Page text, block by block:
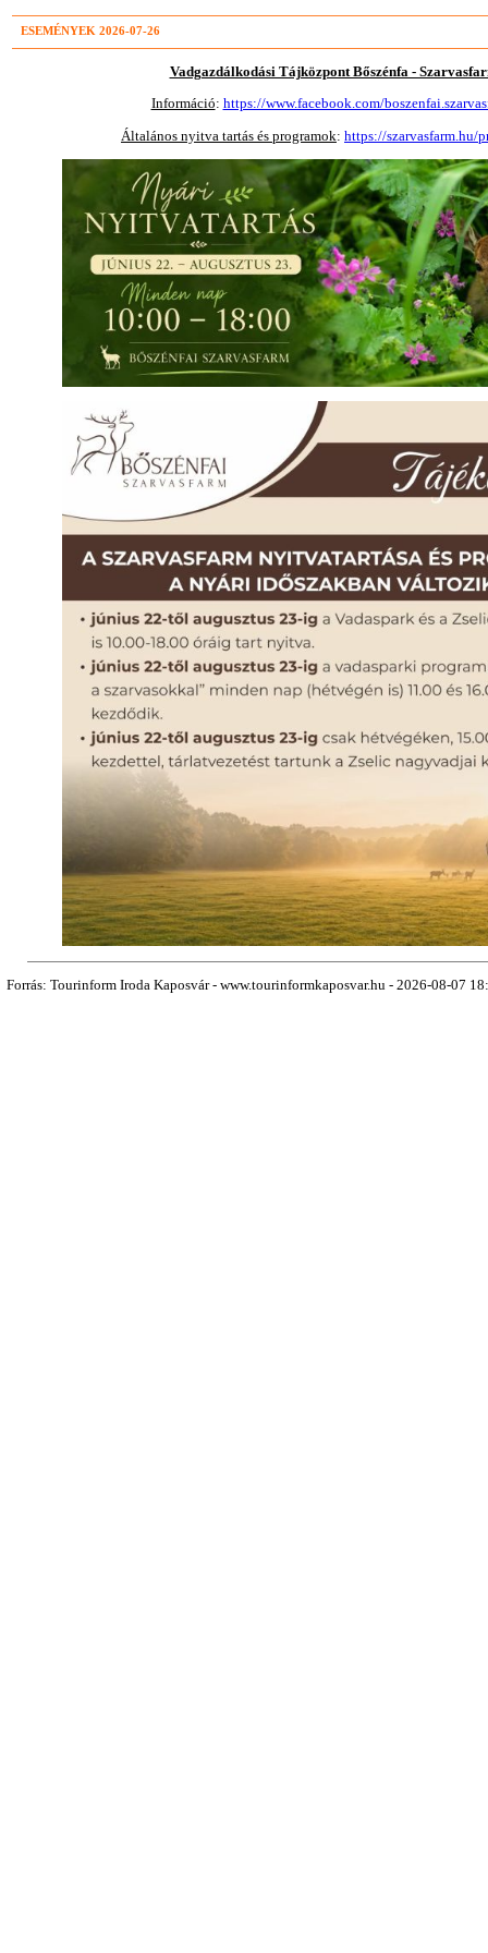
ESEMÉNYEK 2026-07-26
Vadgazdálkodási Tájközpont Bőszénfa -
Információ: https://www.facebook.com/
Általános nyitva tartás és programok: https://szarvasfarm.hu/
Forrás: Tourinform Iroda Kaposvár - www.tourinformkaposvar.hu - 2026-08-07